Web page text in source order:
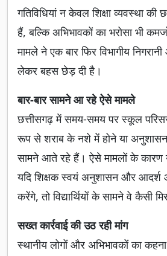
गतिविधियां न केवल शिक्षा व्यवस्था की
हैं, बल्कि अभिभावकों का भरोसा भी
मामले ने एक बार फिर विभागीय
लेकर बहस छेड़ दी है।
बार-बार सामने आ रहे ऐसे मामले
छत्तीसगढ़ में समय-समय पर स्कूल
रूप से शराब के नशे में होने या
सामने आते रहे हैं। ऐसे मामलों के कारण
यदि शिक्षक स्वयं अनुशासन और आदर्श
करेंगे, तो विद्यार्थियों के सामने वे कैसी
सख्त कार्रवाई की उठ रही मांग
स्थानीय लोगों और अभिभावकों का